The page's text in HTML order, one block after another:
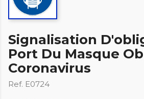
Signalisation
Port Du Masque
Coronavirus
Ref. E0724